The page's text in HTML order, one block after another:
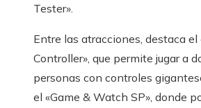
Tester».
Entre las atracciones, destaca el
Controller», que permite jugar a
personas con controles
el «Game & Watch SP», donde